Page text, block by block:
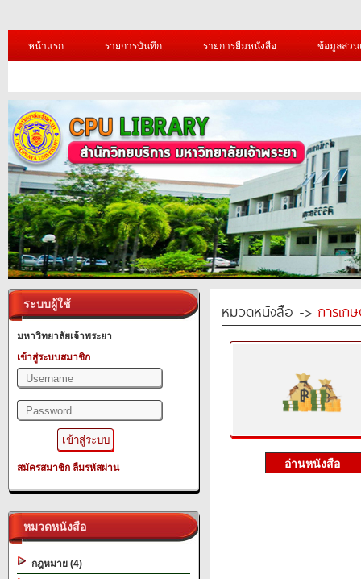
หน้าแรก รายการบันทึก รายการยืมหนังสือ ข้อมูลส่ว
ระบบผู้ใช้
มหาวิทยาลัยเจ้าพระยา
เข้าสู่ระบบสมาชิก
สมัครสมาชิก ลืมรหัสผ่าน
หมวดหนังสือ
กฎหมาย (4)
หมวดหนังสือ -> การเก